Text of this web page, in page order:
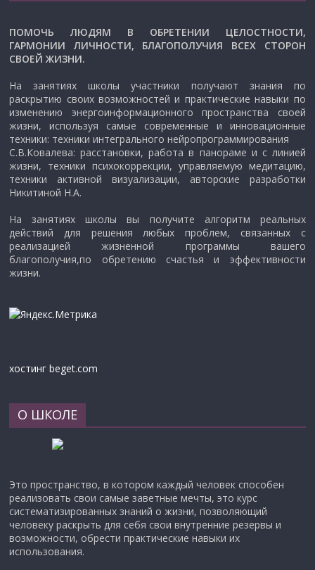
ПОМОЧЬ ЛЮДЯМ В ОБРЕТЕНИИ ЦЕЛОСТНОСТИ,
ГАРМОНИИ ЛИЧНОСТИ, БЛАГОПОЛУЧИЯ ВСЕХ СТОРОН
СВОЕЙ ЖИЗНИ.
На занятиях школы участники получают знания по
раскрытию своих возможностей и практические навыки по
изменению энергоинформационного пространства своей
жизни, используя самые современные и инновационные
техники: техники интегрального нейропрограммирования
С.В.Ковалева: расстановки, работа в панораме и с линией
жизни, техники психокоррекции, управляемую медитацию,
техники активной визуализации, авторские разработки
Никитиной Н.А.
На занятиях школы вы получите алгоритм реальных
действий для решения любых проблем, связанных с
реализацией жизненной программы вашего
благополучия,по обретению счастья и эффективности
жизни.
хостинг beget.com
О ШКОЛЕ
Это пространство, в котором каждый человек способен
реализовать свои самые заветные мечты, это курс
систематизированных знаний о жизни, позволяющий
человеку раскрыть для себя свои внутренние резервы и
возможности, обрести практические навыки их
использования.